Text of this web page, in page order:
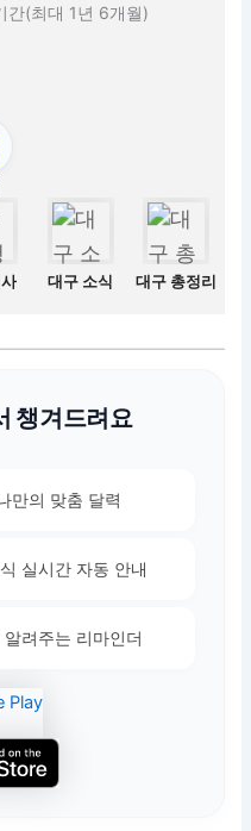
간(최대 1년 6개월)
대구 소식 대구 총정리
챙겨드려요
만의 맞춤 달력
실시간 자동 안내
려주는 리마인더